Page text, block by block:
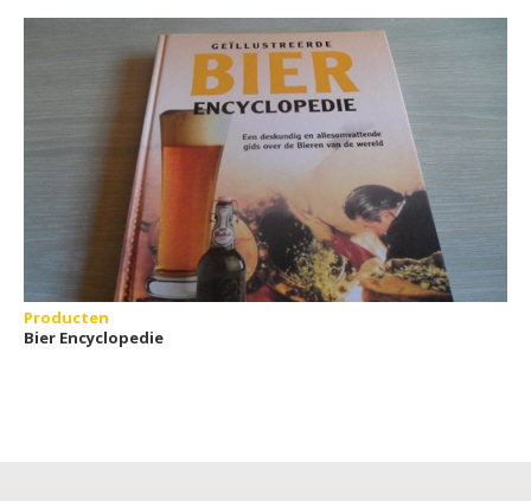
Producten
Bier Encyclopedie